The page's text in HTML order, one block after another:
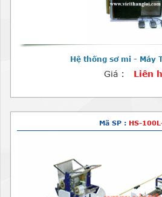
Hệ thống sơ mi - Máy
Giá : Liên
Mã SP : HS-